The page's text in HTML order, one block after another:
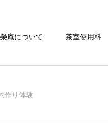
庵について 茶室使用料
作り体験